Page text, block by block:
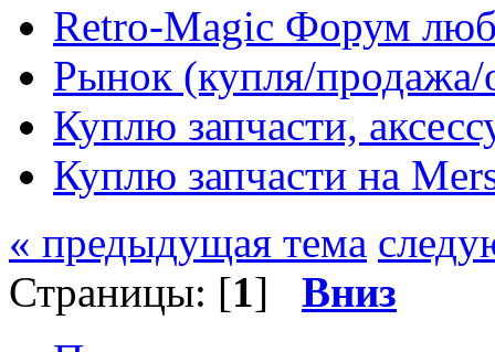
Retro-Magic Форум
Рынок (купля/продажа/
Куплю запчасти,
Куплю запчасти на
« предыдущая тема
Страницы: [1] Вниз